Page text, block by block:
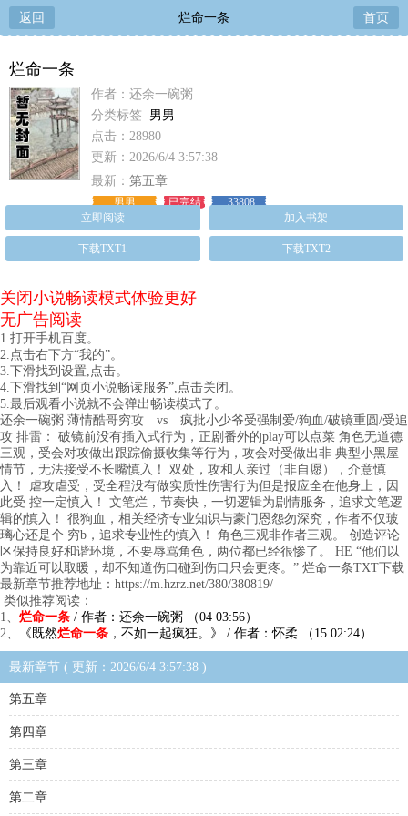
返回 烂命一条 首页
烂命一条
作者：还余一碗粥
分类标签 男男
点击：28980
更新：2026/6/4 3:57:38
最新： 第五章
男男 已完结
33808
立即阅读
加入书架
下载TXT1 下载TXT2
关闭小说畅读模式体验更好
无广告阅读
1.打开手机百度。
2.点击右下方“我的”。
3.下滑找到设置,点击。
4.下滑找到“网页小说畅读服务”,点击关闭。
5.最后观看小说就不会弹出畅读模式了。
还余一碗粥 薄情酷哥穷攻 vs 疯批小少爷受强制爱/狗血/破镜重圆/受追
攻 排雷： 破镜前没有插入式行为，正剧番外的play可以点菜 角色无道德
三观，受会对攻做出跟踪偷摄收集等行为，攻会对受做出非 典型小黑屋
情节，无法接受不长嘴慎入！ 双处，攻和人亲过（非自愿），介意慎
入！ 虐攻虐受，受全程没有做实质性伤害行为但是报应全在他身上，因
此受 控一定慎入！ 文笔烂，节奏快，一切逻辑为剧情服务，追求文笔逻
辑的慎入！ 很狗血，相关经济专业知识与豪门恩怨勿深究，作者不仅玻
璃心还是个 穷b，追求专业性的慎入！ 角色三观非作者三观。 创造评论
区保持良好和谐环境，不要辱骂角色，两位都已经很惨了。 HE “他们以
为靠近可以取暖，却不知道伤口碰到伤口只会更疼。” 烂命一条TXT下载
最新章节推荐地址：https://m.hzrz.net/380/380819/
类似推荐阅读：
1、 烂命一条 / 作者：还余一碗粥 （04 03:56）
2、
《既然烂命一条 ，不如一起疯狂。》 / 作者：怀柔 （15 02:24）
最新章节 ( 更新：2026/6/4 3:57:38 )
第五章
第四章
第三章
第二章